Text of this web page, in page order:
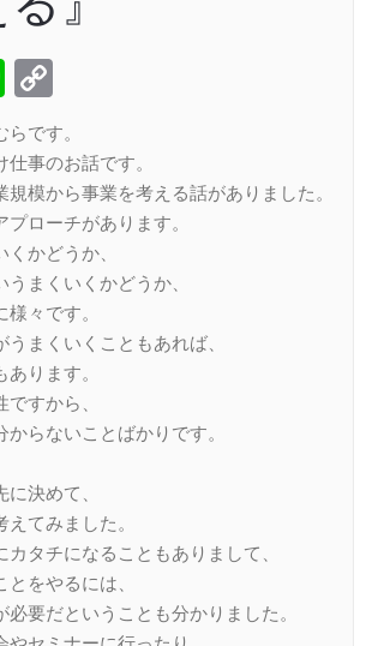
Line
Link
です。
事のお話です。
規模から事業を考える話がありました。
ローチがあります。
かどうか、
うまくいくかどうか、
々です。
まくいくこともあれば、
ります。
すから、
らないことばかりです。
決めて、
てみました。
タチになることもありまして、
をやるには、
必要だということも分かりました。